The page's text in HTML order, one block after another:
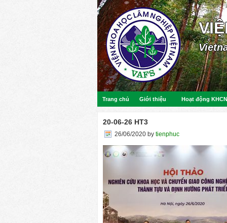
Trang chủ Giới thiệu Hoạt động KHCN
20-06-26 HT3
26/06/2020 by tienphuc